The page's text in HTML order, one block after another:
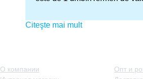
Citeşte mai mult
О компании
Опт и